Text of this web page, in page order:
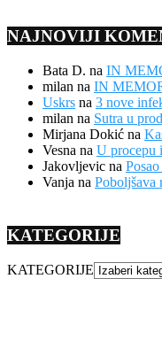
NAJNOVIJI
Bata D. na IN
milan na IN
Uskrs na 3 nove
milan na Sutra u
Mirjana Dokić na
Vesna na U procepu
Jakovljevic na
Vanja na Poboljšava
KATEGORIJE
KATEGORIJE